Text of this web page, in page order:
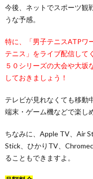
今後、ネットでスポーツ観
うな予感。
特に、「男子テニスATPワ
テニス」をライブ配信して
５０シリーズの大会や大坂
しておきましょう！
テレビが見れなくても移動
端末・ゲーム機などで楽し
ちなみに、Apple TV、Air
Stick、ひかりTV、
ることもできますよ。